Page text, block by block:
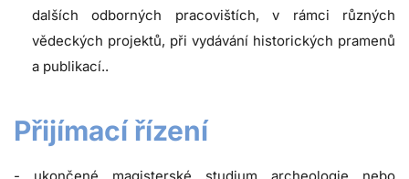
dalších odborných pracovištích, v rámci různých
vědeckých projektů, při vydávání historických pramenů
a publikací..
Přijímací řízení